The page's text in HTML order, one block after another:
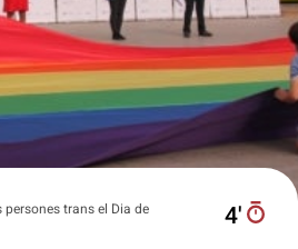
trans el Dia de
4′